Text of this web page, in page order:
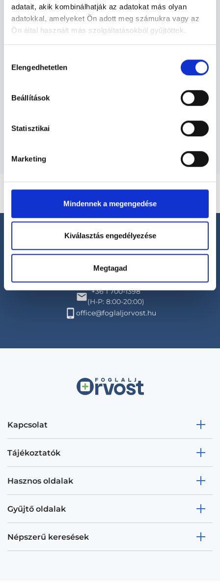
adatait, akik kombinálhatják az adatokat más olyan
adatokkal, amelyeket Ön adott meg számukra vagy az
Ön által használt más szolgáltatásokból gyűjtöttek.
szabályzat:https://foglaljorvost.hu/info/foglaljorvost-
kiválasztása
Elengedhetetlen
Beállítások
Statisztikai
Marketing
Mindennek a megengedése
Kiválasztás engedélyezése
Megtagad
Pszichológus Debrecen -
Pszichológia
Pszichológia TERÜLETHEZ KAPCSOLÓDÓ
SZAKTERÜLETEK
Szolgáltatások
Budapesti és vidéki pszichológus orvosok
Segíthetünk?
+36 1 700-1398
(H-P: 8:00-20:00)
office@foglaljorvost.hu
Kapcsolat
Tájékoztatók
Hasznos oldalak
Gyűjtő oldalak
Népszerű keresések